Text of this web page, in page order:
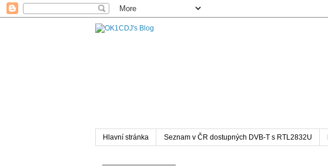
Hlavní stránka Seznam v ČR dostupných DVB-T s RTL2832U